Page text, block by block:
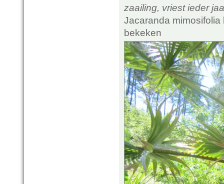
zaailing, vriest ieder
Jacaranda
bekeken